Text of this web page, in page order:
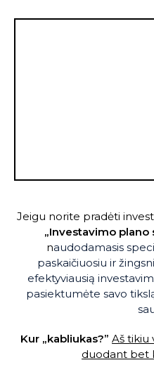
Jeigu norite pradėti
„Investavimo plano
naudodamasis
paskaičiuosiu ir
efektyviausią
pasiektumėte savo
Kur „kabliukas?” Aš tikiu
duodant bet